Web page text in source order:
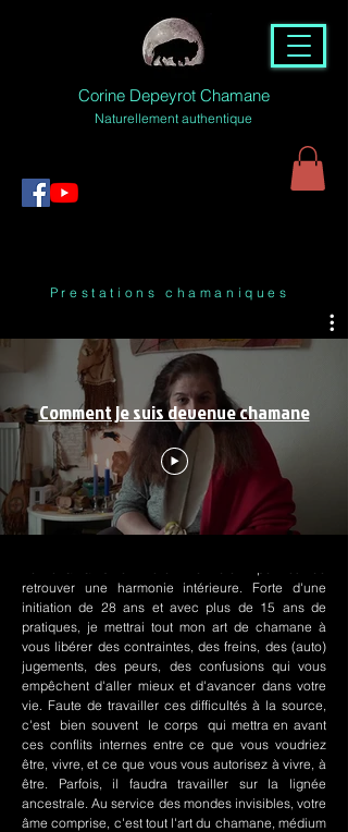
Corine Depeyrot Chamane
Naturellement authentique
Prestations chamaniques
Comment je suis devenue chamane
retrouver une harmonie intérieure. Forte d'une
initiation de 28 ans et avec plus de 15 ans de
pratiques, je mettrai tout mon art de chamane à
vous libérer des contraintes, des freins, des (auto)
jugements, des peurs, des confusions qui vous
empêchent d'aller mieux et d'avancer dans votre
vie. Faute de travailler ces difficultés à la source,
c'est bien souvent le corps qui mettra en avant
ces conflits internes entre ce que vous voudriez
être, vivre, et ce que vous vous autorisez à vivre, à
être. Parfois, il faudra travailler sur la lignée
ancestrale. Au service des mondes invisibles, votre
âme comprise, c'est tout l'art du chamane, médium